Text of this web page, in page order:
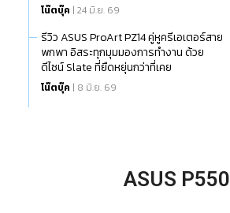
โน๊ตบุ๊ค | 24 มิ.ย. 69
รีวิว ASUS ProArt PZ14 คู่หูครีเอเตอร์สาย
พกพา อิสระทุกมุมมองการทำงาน ด้วย
ดีไซน์ Slate ที่ยืดหยุ่นกว่าที่เคย
โน๊ตบุ๊ค | 8 มิ.ย. 69
ASUS P550